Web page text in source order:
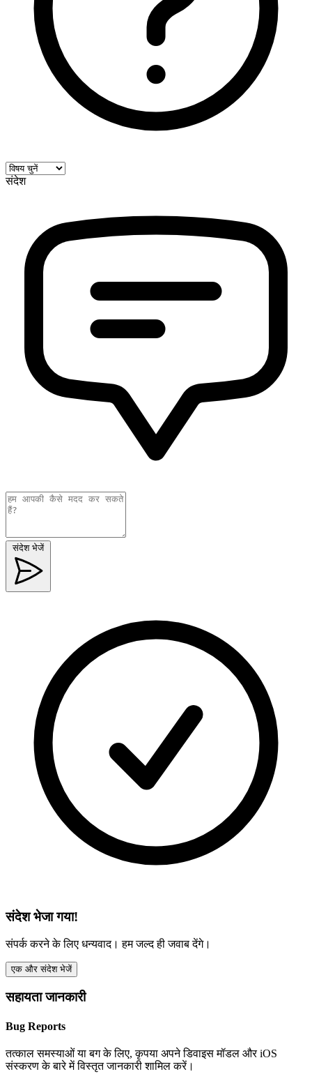
संदेश
संदेश भेजें
संदेश भेजा गया!
संपर्क करने के लिए धन्यवाद। हम जल्द ही जवाब देंगे।
एक और संदेश भेजें
सहायता जानकारी
Bug Reports
तत्काल समस्याओं या बग के लिए, कृपया अपने डिवाइस मॉडल और iOS
संस्करण के बारे में विस्तृत जानकारी शामिल करें।